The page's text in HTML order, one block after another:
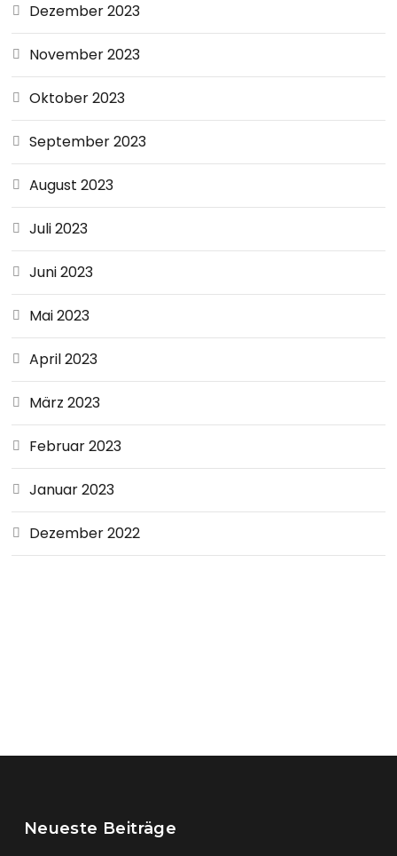
Dezember 2023
November 2023
Oktober 2023
September 2023
August 2023
Juli 2023
Juni 2023
Mai 2023
April 2023
März 2023
Februar 2023
Januar 2023
Dezember 2022
Neueste Beiträge